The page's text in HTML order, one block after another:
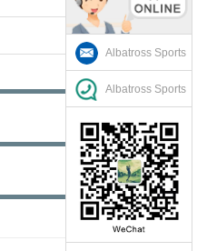
Albatross Sports
Albatross Sports